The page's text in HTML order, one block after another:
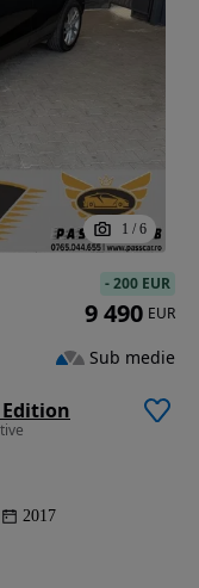
1 / 6
2017
-200 EUR
9 490 EUR
Sub medie